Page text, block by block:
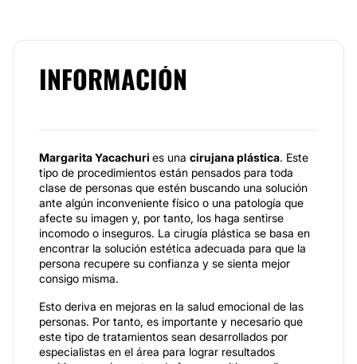
INFORMACIÓN
Margarita Yacachuri es una cirujana plástica. Este
tipo de procedimientos están pensados para toda
clase de personas que estén buscando una solución
ante algún inconveniente físico o una patología que
afecte su imagen y, por tanto, los haga sentirse
incomodo o inseguros. La cirugía plástica se basa en
encontrar la solución estética adecuada para que la
persona recupere su confianza y se sienta mejor
consigo misma.
Esto deriva en mejoras en la salud emocional de las
personas. Por tanto, es importante y necesario que
este tipo de tratamientos sean desarrollados por
especialistas en el área para lograr resultados